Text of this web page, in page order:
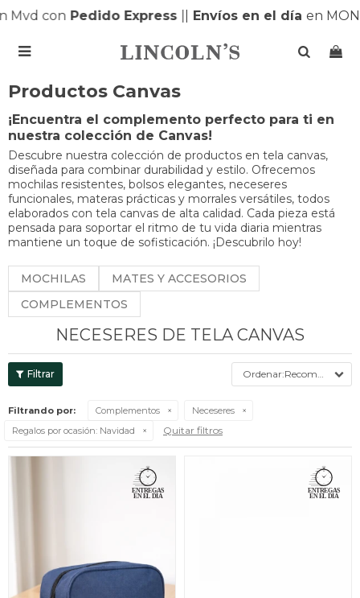
Mvd conPedido Express| Envíos en el díaen

Productos Canvas
¡Encuentra el complemento perfecto para ti en
nuestra colección de Canvas!
Descubre nuestra colección de productos en tela canvas,
diseñada para combinar durabilidad y estilo. Ofrecemos
mochilas resistentes, bolsos elegantes, neceseres
funcionales, materas prácticas y morrales versátiles, todos
elaborados con tela canvas de alta calidad. Cada pieza está
pensada para soportar el ritmo de tu vida diaria mientras
mantiene un toque de sofisticación. ¡Descubrilo hoy!
MOCHILAS
MATES Y ACCESORIOS
COMPLEMENTOS
NECESERES DE TELA CANVAS
Recomendados
Filtrando por: Complementos
Neceseres
Regalos por ocasión: Navidad Quitar filtros